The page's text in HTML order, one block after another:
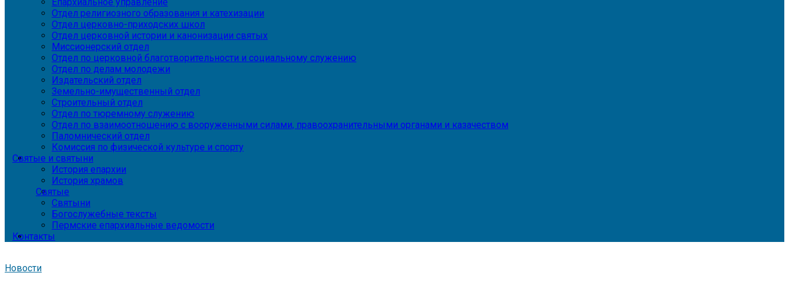
Отдел религиозного образования и катехизации
Отдел церковно-приходских школ
Отдел церковной истории и канонизации святых
Миссионерский отдел
Отдел по церковной благотворительности и социальному служению
Отдел по делам молодежи
Издательский отдел
Земельно-имущественный отдел
Строительный отдел
Отдел по тюремному служению
Отдел по взаимоотношению с вооруженными силами, правоохранительными органами и казачеством
Паломнический отдел
Комиссия по физической культуре и спорту
Святые и святыни
История епархии
История храмов
Святые
Святыни
Богослужебные тексты
Пермские епархиальные ведомости
Контакты
Новости